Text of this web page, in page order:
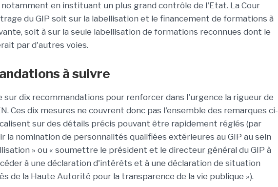
notamment en instituant un plus grand contrôle de l'Etat. La Cour
du GIP soit sur la labellisation et le financement de formations à
soit à sur la seule labellisation de formations reconnues dont le
par d'autres voies.
à suivre
sur dix recommandations pour renforcer dans l'urgence la rigueur de
Ces dix mesures ne couvrent donc pas l'ensemble des remarques ci-
sur des détails précis pouvant être rapidement réglés (par
la nomination de personnalités qualifiées extérieures au GIP au sein
» ou « soumettre le président et le directeur général du GIP à
à une déclaration d'intérêts et à une déclaration de situation
de la Haute Autorité pour la transparence de la vie publique »).